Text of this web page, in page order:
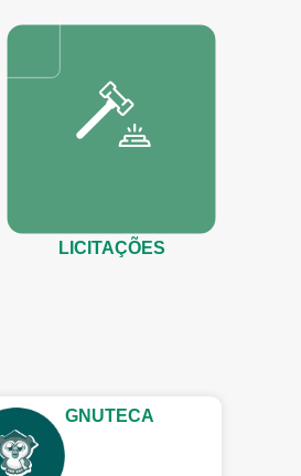
LICITAÇÕES
GNUTECA